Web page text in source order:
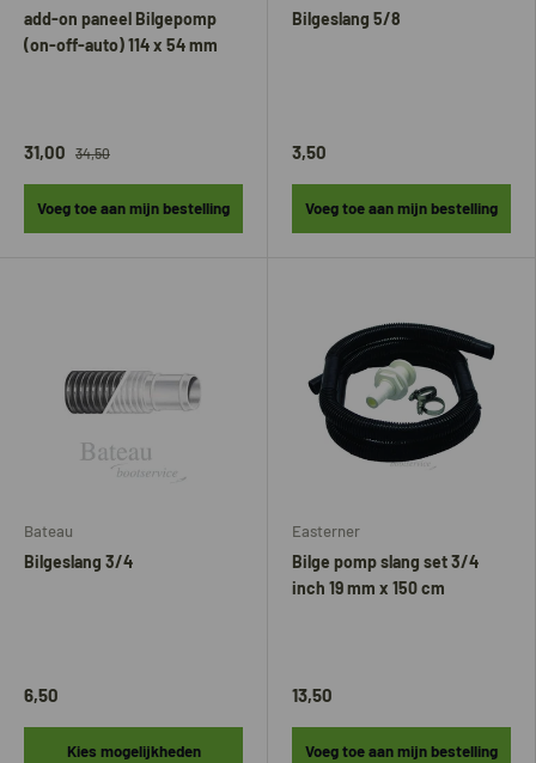
add-on paneel Bilgepomp
(on-off-auto) 114 x 54 mm
31,00 34,50
Voeg toe aan mijn bestelling
Bilgeslang 5/8
3,50
Voeg toe aan mijn bestelling
Bateau
Bilgeslang 3/4
6,50
Kies mogelijkheden
Easterner
Bilge pomp slang set 3/4
inch 19 mm x 150 cm
13,50
Voeg toe aan mijn bestelling